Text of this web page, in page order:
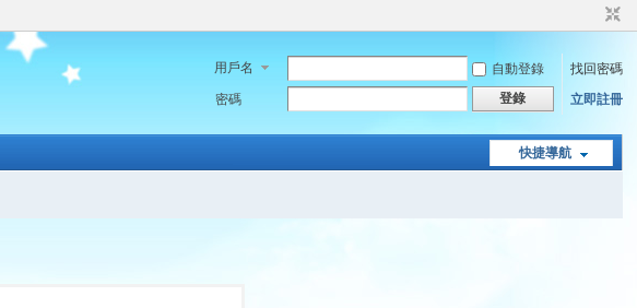
用戶名 自動登錄
找回密碼
密碼
登錄 立即註冊
快捷導航